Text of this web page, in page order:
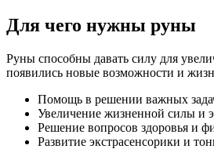
Для чего нужны руны
Руны способны давать силу для
появились новые возможности и
Помощь в решении важных
Увеличение жизненной силы и
Решение вопросов здоровья и
Развитие экстрасенсорики и